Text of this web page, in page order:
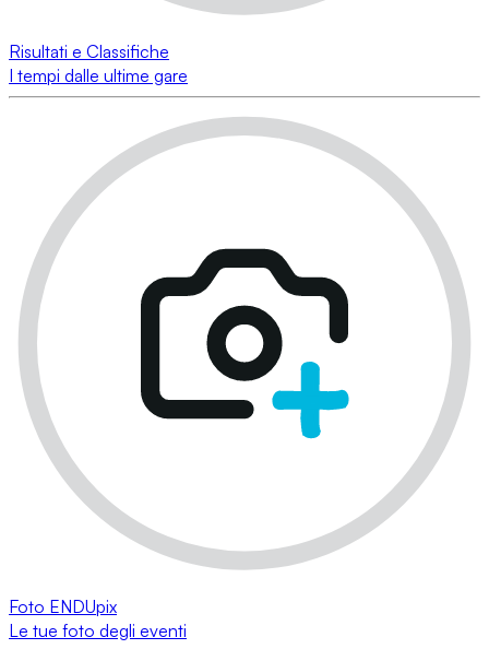
Risultati e Classifiche
I tempi dalle ultime gare
Foto ENDUpix
Le tue foto degli eventi